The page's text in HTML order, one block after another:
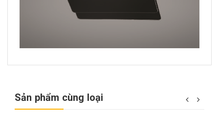
Sản phẩm cùng loại